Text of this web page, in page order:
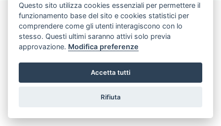
Questo sito utilizza cookies essenziali per permettere il
funzionamento base del sito e cookies statistici per
comprendere come gli utenti interagiscono con lo
stesso. Questi ultimi saranno attivi solo previa
approvazione. Modifica preferenze
Accetta tutti
Rifiuta